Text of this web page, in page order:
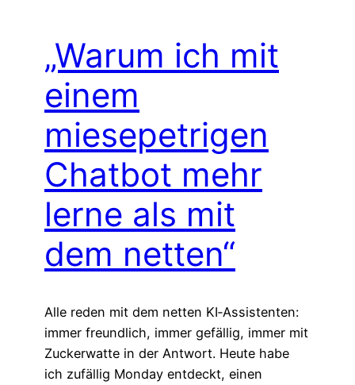
„Warum ich mit
einem
miesepetrigen
Chatbot mehr
lerne als mit
dem netten“
Alle reden mit dem netten KI‑Assistenten:
immer freundlich, immer gefällig, immer mit
Zuckerwatte in der Antwort. Heute habe
ich zufällig Monday entdeckt, einen